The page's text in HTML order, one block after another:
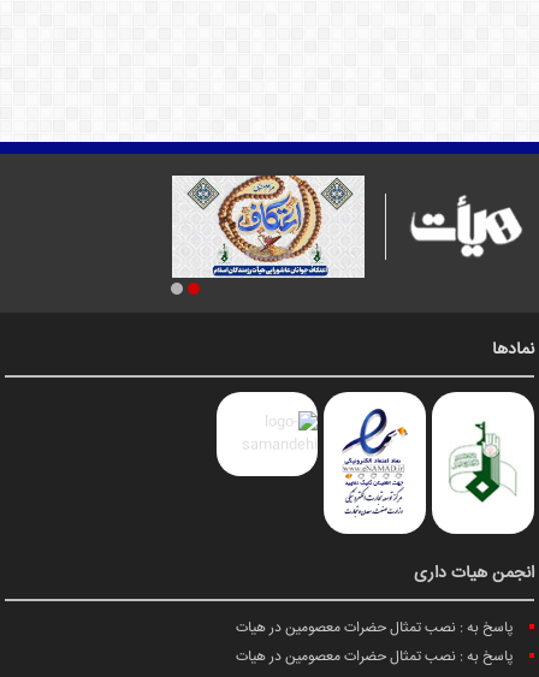
نمادها
انجمن هیات داری
پاسخ به : نصب تمثال حضرات معصومین در هیات
پاسخ به : نصب تمثال حضرات معصومین در هیات